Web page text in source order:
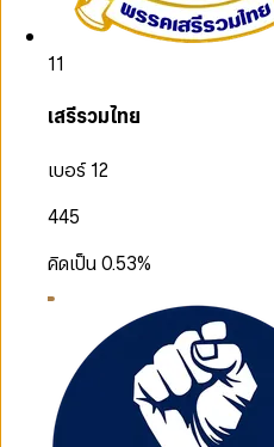
11
เสรีรวมไทย
เบอร์ 12
445
คิดเป็น0.53%